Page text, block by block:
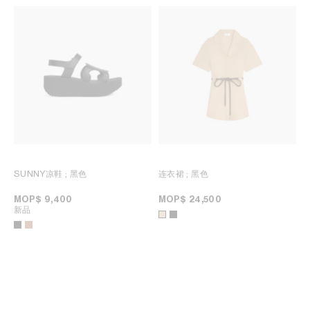
SUNNY凉鞋 ; 黑色
MOP$ 9,400
新品
连衣裙 ; 黑色
MOP$ 24,500